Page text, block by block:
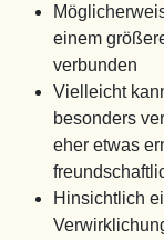
einem
verbunden
Vielleicht
besonders
eher etwas
Hinsichtlich